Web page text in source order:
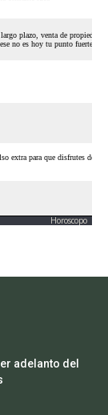
Horoscopo
adelanto del